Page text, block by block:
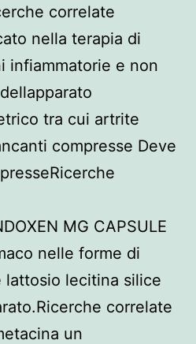
correlate
nella terapia di
infiammatorie e non
tra cui artrite
compresse Deve
MG CAPSULE
nelle forme di
lattosio lecitina silice
correlate
un